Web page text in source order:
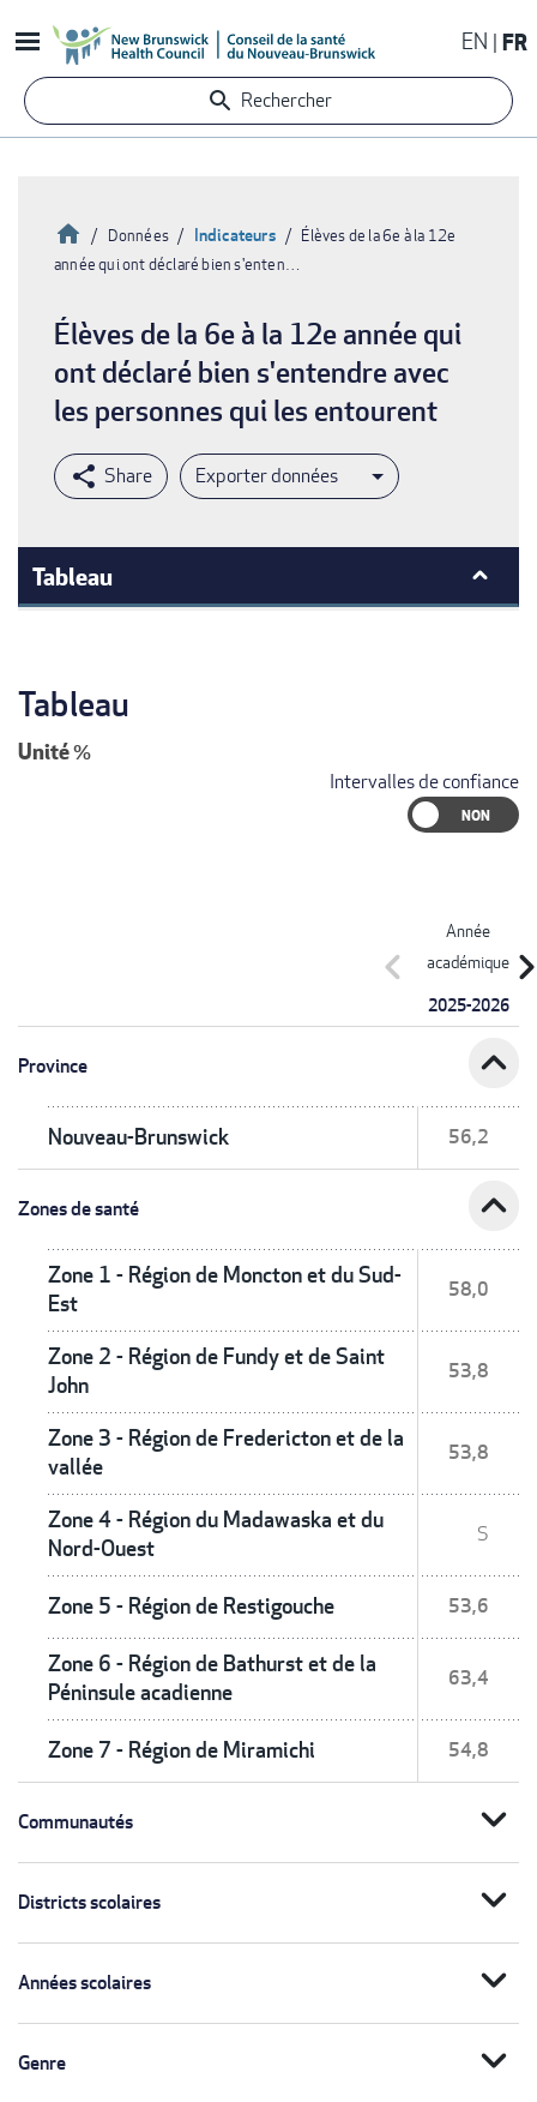
au
contenu
principal
EN FR
Rechercher
d'Ariane
Accueil
Données Indicateurs
Élèves de la 6e à la 12e
année qui ont déclaré bien s'enten…
Élèves de la 6e à la 12e année qui
ont déclaré bien s'entendre avec
les personnes qui les entourent
Exporter données
Tableau
Tableau
Unité%
Intervalles de confiance
Année
académique
2025-2026
chevron_left
Province expand_less
Nouveau-Brunswick 56,2
Zones de santé expand_less
Zone 1 - Région de Moncton et du Sud-
Est
58,0
Zone 2 - Région de Fundy et de Saint
John
53,8
Zone 3 - Région de Fredericton et de la
vallée
53,8
Zone 4 - Région du Madawaska et du
Nord-Ouest
S
Zone 5 - Région de Restigouche 53,6
Zone 6 - Région de Bathurst et de la
Péninsule acadienne
63,4
Zone 7 - Région de Miramichi 54,8
Communautés expand_more
Districts scolaires expand_more
Années scolaires expand_more
Genre expand_more